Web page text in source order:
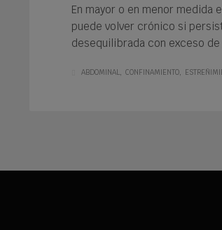
En mayor o en menor
puede volver crónico si
desequilibrada con exceso
ABDOMINAL CONFINAMIENTO